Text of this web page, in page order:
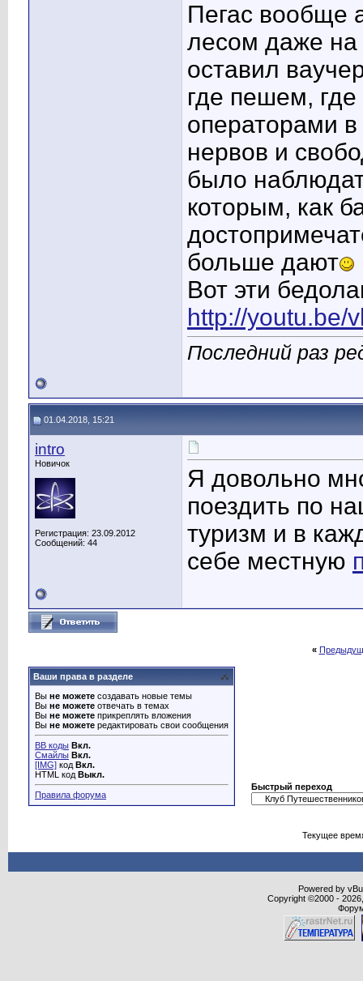
Пегас вообще
лесом даже на
оставил
где пешем,
операторами в
нервов и
было
которым, как
больше дают
Вот эти
http://youtu.be/
Последний раз
01.04.2018, 15:21
intro
Новичок
Регистрация: 23.09.2012
Сообщений: 44
Я довольно
поездить по
туризм и в
себе местную
«
Ваши права в разделе
Вы не можете создавать новые темы
Вы не можете отвечать в темах
Вы не можете прикреплять вложения
Вы не можете редактировать свои сообщения
BB коды Вкл.
Смайлы Вкл.
[IMG] код Вкл.
HTML код Выкл.
Правила форума
Быстрый переход
Текущее
Powered by
Copyright ©2000 -